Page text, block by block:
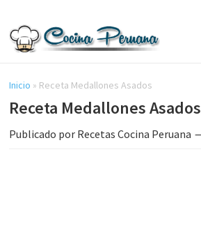
contenido
lateral
principal
Cocina
Peruana,
Recetas
de
Comida
Inicio » Receta Medallones Asados
Receta Medallones Asados
Publicado por Recetas Cocina Peruana